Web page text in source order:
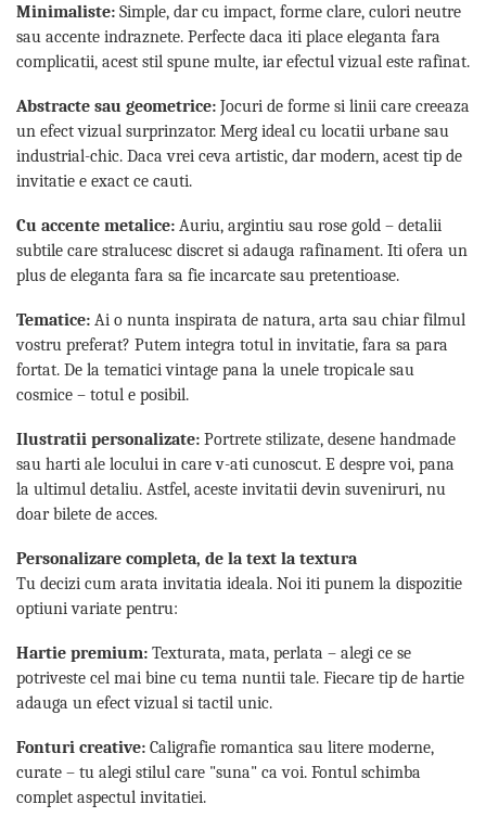
Minimaliste: Simple, dar cu impact, forme clare, culori neutre
sau accente indraznete. Perfecte daca iti place eleganta fara
complicatii, acest stil spune multe, iar efectul vizual este rafinat.
Abstracte sau geometrice: Jocuri de forme si linii care creeaza
un efect vizual surprinzator. Merg ideal cu locatii urbane sau
industrial-chic. Daca vrei ceva artistic, dar modern, acest tip de
invitatie e exact ce cauti.
Cu accente metalice: Auriu, argintiu sau rose gold – detalii
subtile care stralucesc discret si adauga rafinament. Iti ofera un
plus de eleganta fara sa fie incarcate sau pretentioase.
Tematice: Ai o nunta inspirata de natura, arta sau chiar filmul
vostru preferat? Putem integra totul in invitatie, fara sa para
fortat. De la tematici vintage pana la unele tropicale sau
cosmice – totul e posibil.
Ilustratii personalizate: Portrete stilizate, desene handmade
sau harti ale locului in care v-ati cunoscut. E despre voi, pana
la ultimul detaliu. Astfel, aceste invitatii devin suveniruri, nu
doar bilete de acces.
Personalizare completa, de la text la textura
Tu decizi cum arata invitatia ideala. Noi iti punem la dispozitie
optiuni variate pentru:
Hartie premium: Texturata, mata, perlata – alegi ce se
potriveste cel mai bine cu tema nuntii tale. Fiecare tip de hartie
adauga un efect vizual si tactil unic.
Fonturi creative: Caligrafie romantica sau litere moderne,
curate – tu alegi stilul care "suna" ca voi. Fontul schimba
complet aspectul invitatiei.